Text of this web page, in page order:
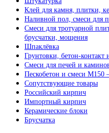
Клей для камня, плитки,
Наливной пол, смеси для
Смеси для тротуарной
брусчатки, мощения
Шпаклёвка
Грунтовки, бетон-контакт
Смеси для печей и
Пескобетон и смеси М150
Сопутствующие товары
Российский кирпич
Импортный кирпич
Керамические блоки
Брусчатка